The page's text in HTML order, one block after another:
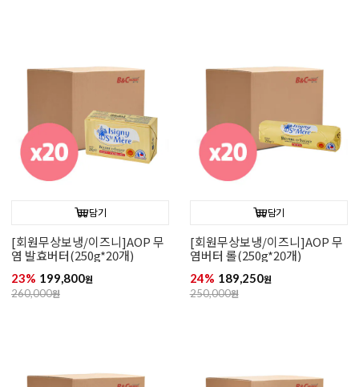
담기
[회원무상보냉/이즈니]AOP 무
염 발효버터(250g*20개)
23% 199,800원
260,000원
담기
[회원무상보냉/이즈니]AOP 무
염버터 롤(250g*20개)
24% 189,250원
250,000원